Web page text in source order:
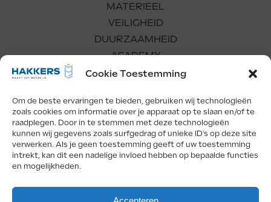
Cookie Toestemming
Om de beste ervaringen te bieden, gebruiken wij technologieën
zoals cookies om informatie over je apparaat op te slaan en/of te
raadplegen. Door in te stemmen met deze technologieën
kunnen wij gegevens zoals surfgedrag of unieke ID's op deze site
verwerken. Als je geen toestemming geeft of uw toestemming
intrekt, kan dit een nadelige invloed hebben op bepaalde functies
en mogelijkheden.
MATERIEEL
VEILIGHEID
DUURZAAMHEID
ACADEMY
WERKEN BIJ
Facebook
LinkedIn
Instagram